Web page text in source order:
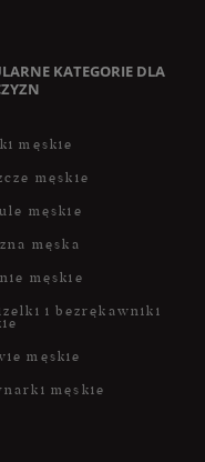
KATEGORIE DLA
męskie
męskie
męskie
męska
męskie
i bezrękawniki
męskie
męskie